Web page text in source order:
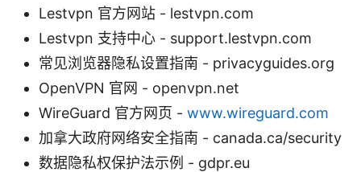
Lestvpn 官方网站 - lestvpn.com
Lestvpn 支持中心 - support.lestvpn.com
常见浏览器隐私设置指南 - privacyguides.org
OpenVPN 官网 - openvpn.net
WireGuard 官方网页 - www.wireguard.com
加拿大政府网络安全指南 - canada.ca/security
数据隐私权保护法示例 - gdpr.eu